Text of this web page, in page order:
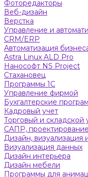
Фоторедакторы
Веб-дизайн
Верстка
Управление и
CRM/ERP
Автоматизация
Astra Linux ALD Pro
Нанософт NS Project
Стахановец
Программы 1С
Управление фирмой
Бухгалтерские
Кадровый учет
Торговый и складской
САПР,
Дизайн, визуализация
Визуализация данных
Дизайн интерьера
Дизайн мебели
Программы для